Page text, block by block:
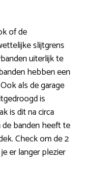
of de
slijtgrens
uiterlijk te
hebben een
als de garage
is
is dit na circa
banden heeft te
Check om de 2
er langer plezier